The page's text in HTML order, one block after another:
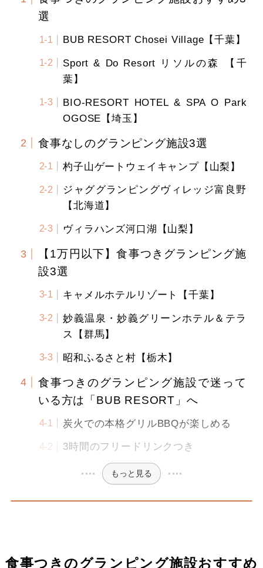
選
BUB RESORT Chosei Village【千葉】
Sport & Do Resort リソルの森 【千
葉】
BIO-RESORT HOTEL & SPA O Park
OGOSE【埼玉】
食事なしのグランピング施設3選
杓子山ゲートウェイキャンプ【山梨】
ジャググランピングヴィレッジ富良野
【北海道】
ヴィラハンズ河口湖【山梨】
【1万円以下】食事つきグランピング施
設3選
キャメルホテルリゾート【千葉】
妙義温泉・妙義グリーンホテル＆テラ
ス【群馬】
昭和ふるさと村【栃木】
食事つきのグランピング施設で迷って
いる方は「BUB RESORT」へ
炭火での本格グリルBBQが楽しめる
3時間のフリードリンクつき
もっと見る
食事つきのグランピング施設おすすめ